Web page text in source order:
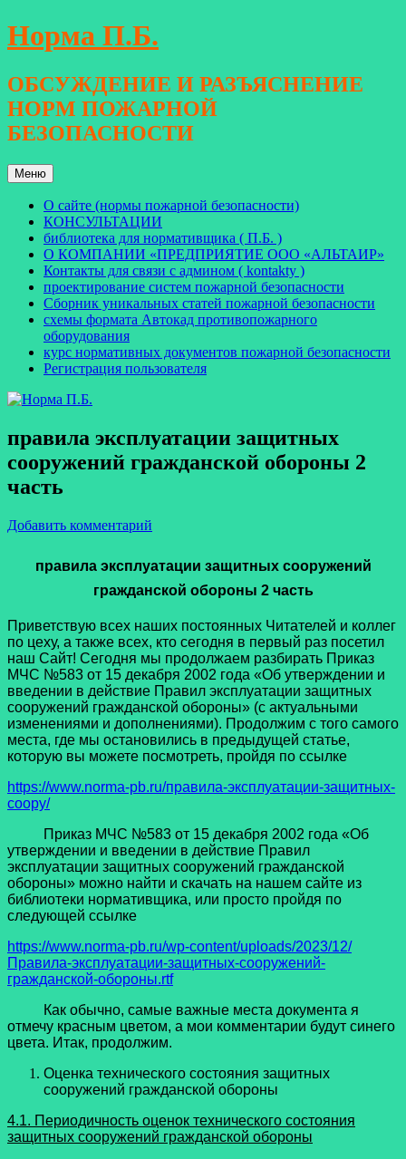
Перейти
к
Норма П.Б.
ОБСУЖДЕНИЕ И РАЗЪЯСНЕНИЕ
НОРМ ПОЖАРНОЙ
БЕЗОПАСНОСТИ
Меню
О сайте (нормы пожарной безопасности)
КОНСУЛЬТАЦИИ
библиотека для нормативщика ( П.Б. )
О КОМПАНИИ «ПРЕДПРИЯТИЕ ООО «АЛЬТАИР»
Контакты для связи с админом ( kontakty )
проектирование систем пожарной безопасности
Сборник уникальных статей пожарной безопасности
схемы формата Автокад противопожарного
оборудования
курс нормативных документов пожарной безопасности
Регистрация пользователя
правила эксплуатации защитных
сооружений гражданской обороны 2
часть
Добавить комментарий
правила эксплуатации защитных сооружений
гражданской обороны 2 часть
Приветствую всех наших постоянных Читателей и коллег
по цеху, а также всех, кто сегодня в первый раз посетил
наш Сайт! Сегодня мы продолжаем разбирать Приказ
МЧС №583 от 15 декабря 2002 года «Об утверждении и
введении в действие Правил эксплуатации защитных
сооружений гражданской обороны» (с актуальными
изменениями и дополнениями). Продолжим с того самого
места, где мы остановились в предыдущей статье,
которую вы можете посмотреть, пройдя по ссылке
https://www.norma-pb.ru/правила-эксплуатации-защитных-
соору/
Приказ МЧС №583 от 15 декабря 2002 года «Об
утверждении и введении в действие Правил
эксплуатации защитных сооружений гражданской
обороны» можно найти и скачать на нашем сайте из
библиотеки нормативщика, или просто пройдя по
следующей ссылке
https://www.norma-pb.ru/wp-content/uploads/2023/12/
Правила-эксплуатации-защитных-сооружений-
гражданской-обороны.rtf
Как обычно, самые важные места документа я
отмечу красным цветом, а мои комментарии будут синего
цвета. Итак, продолжим.
Оценка технического состояния защитных
сооружений гражданской обороны
4.1. Периодичность оценок технического состояния
защитных сооружений гражданской обороны